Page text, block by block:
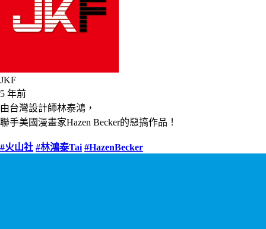
JKF
5 年前
由台灣設計師林泰鴻，
聯手美國漫畫家Hazen Becker的惡搞作品！
#火山社 #林鴻泰Tai #HazenBecker